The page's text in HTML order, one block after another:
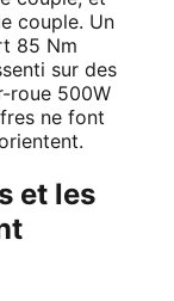
couple. Un
85 Nm
sur des
roue 500W
ne font
et les